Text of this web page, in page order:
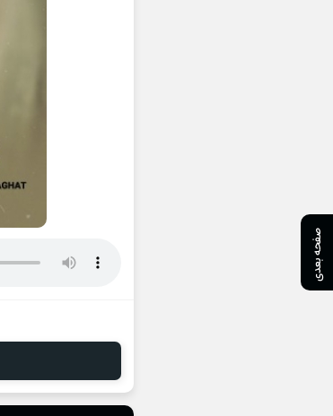
صفحه بعدی